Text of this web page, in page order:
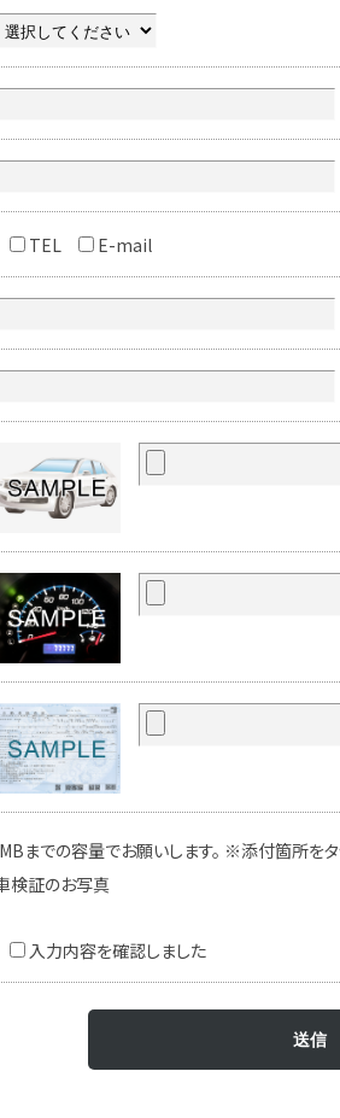
TEL E-mail
までの容量でお願いします。 ※添付箇所を
検証のお写真
入力内容を確認しました